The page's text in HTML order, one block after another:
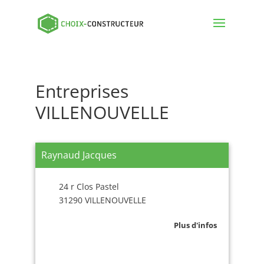
Entreprises
VILLENOUVELLE
Raynaud Jacques
24 r Clos Pastel
31290 VILLENOUVELLE
Plus d'infos